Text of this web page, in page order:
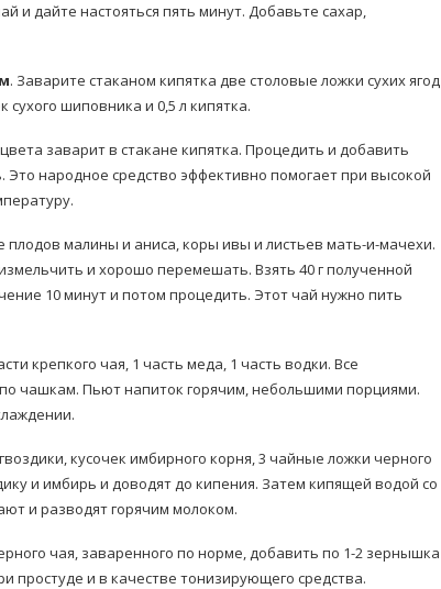
и дайте настояться пять минут. Добавьте сахар,
. Заварите стаканом кипятка две столовые ложки сухих ягод
сухого шиповника и 0,5 л кипятка.
заварит в стакане кипятка. Процедить и добавить
народное средство эффективно помогает при высокой
плодов малины и аниса, коры ивы и листьев мать-и-мачехи.
и хорошо перемешать. Взять 40 г полученной
10 минут и потом процедить. Этот чай нужно пить
крепкого чая, 1 часть меда, 1 часть водки. Все
чашкам. Пьют напиток горячим, небольшими порциями.
кусочек имбирного корня, 3 чайные ложки черного
и имбирь и доводят до кипения. Затем кипящей водой со
и разводят горячим молоком.
чая, заваренного по норме, добавить по 1-2 зернышка
простуде и в качестве тонизирующего средства.